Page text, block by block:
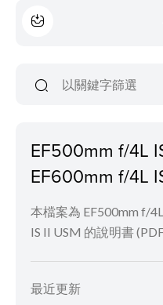
EF500mm f/4L
EF600mm f/4L
本檔案為 EF500mm f/
IS II USM 的說明書 (PDF
最近更新